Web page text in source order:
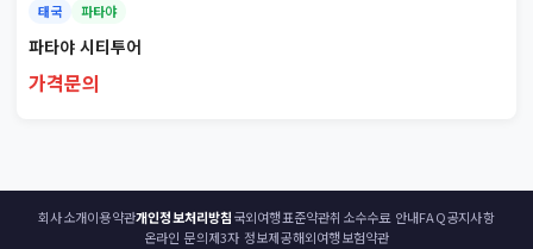
태국 파타야
파타야 시티투어
가격문의
회사소개이용약관개인정보처리방침국외여행표준약관취소수수료 안내FAQ공지사항
온라인 문의제3자 정보제공해외여행보험약관